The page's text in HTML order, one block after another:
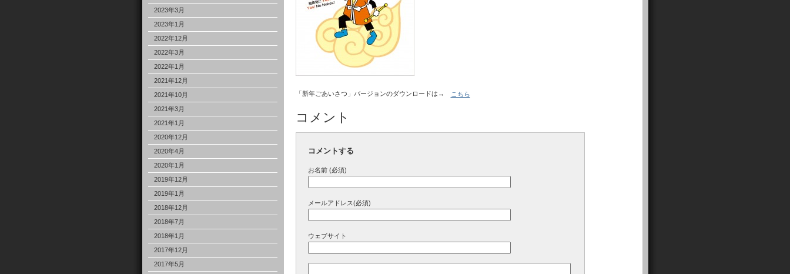
2023年3月
2023年1月
2022年12月
2022年3月
2022年1月
2021年12月
2021年10月
2021年3月
2021年1月
2020年12月
2020年4月
2020年1月
2019年12月
2019年1月
2018年12月
2018年7月
2018年1月
2017年12月
2017年5月
「新年ごあいさつ」バージョンのダウンロードは→ こちら
コメント
コメントする
お名前 (必須)
メールアドレス(必須)
ウェブサイト